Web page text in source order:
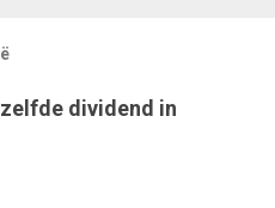
dividend in